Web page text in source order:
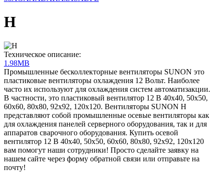
H
Техническое описание:
1.98MB
Промышленные бесколлекторные вентиляторы SUNON это
пластиковые вентиляторы охлаждения 12 Вольт. Наиболее
часто их используют для охлаждения систем автоматизакции.
В частности, это пластиковый вентилятор 12 В 40х40, 50х50,
60х60, 80х80, 92х92, 120х120. Вентиляторы SUNON H
представляют собой промышленные осевые вентиляторы как
для охлаждения панелей серверного оборудования, так и для
аппаратов сварочного оборудования. Купить осевой
вентилятор 12 В 40х40, 50х50, 60х60, 80х80, 92х92, 120х120
вам помогут наши сотрудники! Просто сделайте заявку на
нашем сайте через форму обратной связи или отправьте на
почту!